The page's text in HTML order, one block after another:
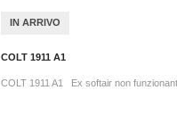
IN ARRIVO
COLT 1911 A1
COLT 1911 A1 Ex softair non